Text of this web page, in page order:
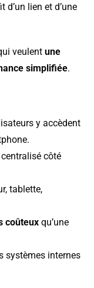
lien et d’une
veulent une
simplifiée.
y accèdent
côté
tablette,
coûteux qu’une
systèmes internes